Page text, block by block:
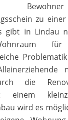
zu
gibt in Lindau
für
die
einem
wird es